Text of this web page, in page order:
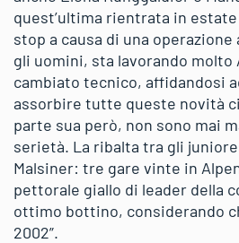
quest’ultima rientrata in
stop a causa di una operazione
gli uomini, sta lavorando molto
cambiato tecnico, affidandosi
assorbire tutte queste novità
parte sua però, non sono mai
serietà. La ribalta tra gli
Malsiner: tre gare vinte in
pettorale giallo di leader della
ottimo bottino, considerando
2002”.